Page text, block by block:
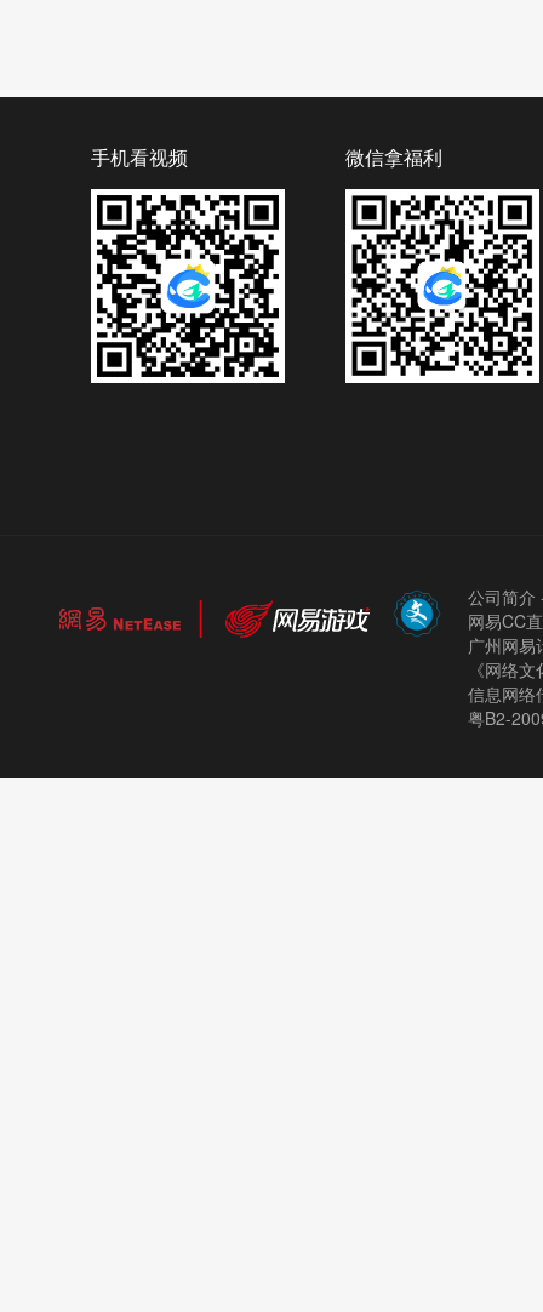
手机看视频 微信拿福利
公司简介
网易CC
广州网
《网络
信息网络
粤B2-